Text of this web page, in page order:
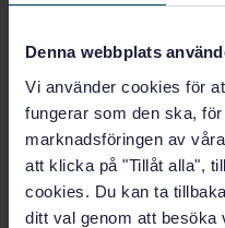
Denna webbplats
Vi använder cookies för
fungerar som den ska,
marknadsföringen av
att klicka på "Tillåt alla",
cookies. Du kan ta
ditt val genom att besöka
SVENSK STANDARD · SS-
Vulkat gummi -